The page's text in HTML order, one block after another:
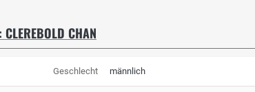
CLEREBOLD CHAN
Geschlecht männlich